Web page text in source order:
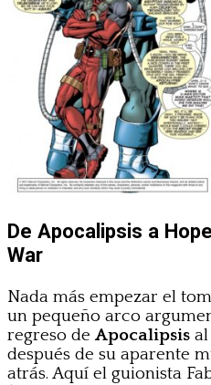
De Apocalipsis a
War
Nada más empezar el
un pequeño arco
regreso de Apocalipsis al
después de su aparente
atrás. Aquí el guionista